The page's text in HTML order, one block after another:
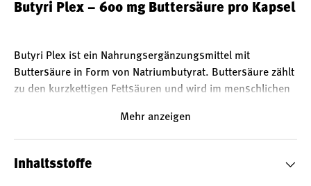
Butyri Plex – 600 mg Buttersäure pro Kapsel
Butyri Plex ist ein Nahrungsergänzungsmittel mit
Buttersäure in Form von Natriumbutyrat. Buttersäure zählt
zu den kurzkettigen Fettsäuren und wird im menschlichen
gebildet. In Butyri Plex liegt die Verbindung als
Natriumsalz vor – eine stabile und gut dosierbare Form.
Mehr anzeigen
Inhaltsstoffe